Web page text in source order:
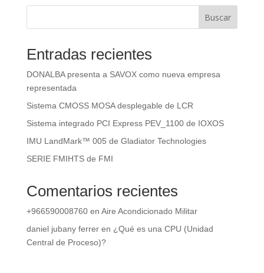
Buscar
Entradas recientes
DONALBA presenta a SAVOX como nueva empresa
representada
Sistema CMOSS MOSA desplegable de LCR
Sistema integrado PCI Express PEV_1100 de IOXOS
IMU LandMark™ 005 de Gladiator Technologies
SERIE FMIHTS de FMI
Comentarios recientes
+966590008760en Aire Acondicionado Militar
daniel jubany ferreren ¿Qué es una CPU (Unidad
Central de Proceso)?